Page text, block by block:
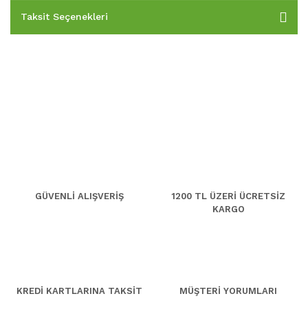
Taksit Seçenekleri
GÜVENLİ ALIŞVERİŞ
1200 TL ÜZERİ ÜCRETSİZ
KARGO
KREDİ KARTLARINA TAKSİT MÜŞTERİ YORUMLARI